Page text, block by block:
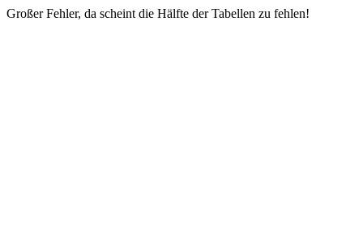
Großer Fehler, da scheint die Hälfte der Tabellen zu fehlen!